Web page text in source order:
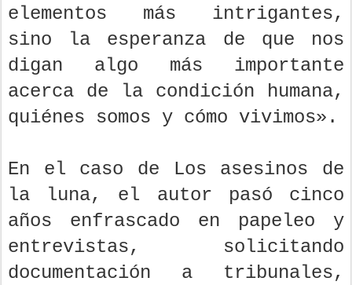
elementos más intrigantes,
sino la esperanza de que nos
digan algo más importante
acerca de la condición humana,
quiénes somos y cómo vivimos».
En el caso de Los asesinos de
la luna, el autor pasó cinco
años enfrascado en papeleo y
entrevistas, solicitando
documentación a tribunales,